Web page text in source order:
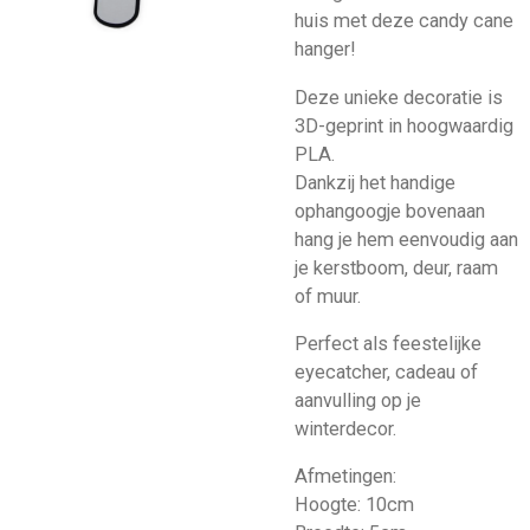
huis met deze candy cane
hanger!
Deze unieke decoratie is
3D-geprint in hoogwaardig
PLA.
Dankzij het handige
ophangoogje bovenaan
hang je hem eenvoudig aan
je kerstboom, deur, raam
of muur.
Perfect als feestelijke
eyecatcher, cadeau of
aanvulling op je
winterdecor.
Afmetingen:
Hoogte: 10cm